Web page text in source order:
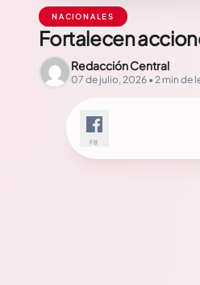
NACIONALES
Fortalecen
Redacción Central
07 de julio, 2026 • 2 min de
FB